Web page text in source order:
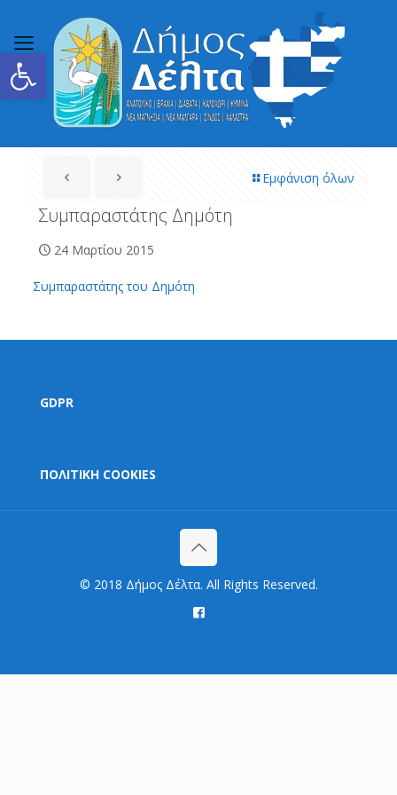
Ανοίξτε τη γραμμή εργαλείων
Εμφάνιση όλων
Συμπαραστάτης Δημότη
24 Μαρτίου 2015
Συμπαραστάτης του Δημότη
GDPR
ΠΟΛΙΤΙΚΗ COOKIES
© 2018 Δήμος Δέλτα. All Rights Reserved.